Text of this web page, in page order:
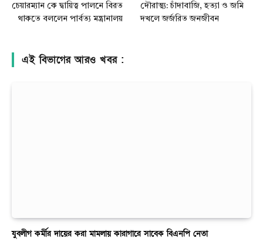
চেয়ারম্যান কে দ্বায়িত্ব পালনে বিরত
থাকতে বললেন পার্বত্য মন্ত্রানালয়
দৌরাত্ম্য: চাঁদাবাজি, হত্যা ও জমি
দখলে জর্জরিত জনজীবন
এই বিভাগের আরও খবর :
যুবলীগ কর্মীর দায়ের করা মামলায় কারাগারে সাবেক বিএনপি নেতা